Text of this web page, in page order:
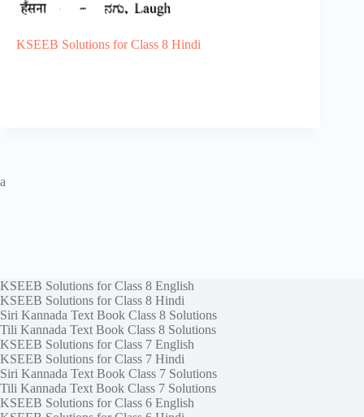
KSEEB Solutions for Class 8 Hindi
a
KSEEB Solutions for Class 8 English
KSEEB Solutions for Class 8 Hindi
Siri Kannada Text Book Class 8 Solutions
Tili Kannada Text Book Class 8 Solutions
KSEEB Solutions for Class 7 English
KSEEB Solutions for Class 7 Hindi
Siri Kannada Text Book Class 7 Solutions
Tili Kannada Text Book Class 7 Solutions
KSEEB Solutions for Class 6 English